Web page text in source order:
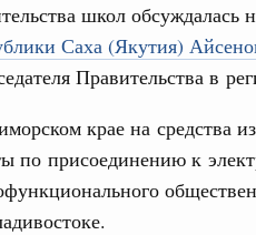
школ обсуждалась
Саха (Якутия)
Правительства в
крае на средства
по присоединению к
поручения по
индустрия
достижений и массовый
и Михаил